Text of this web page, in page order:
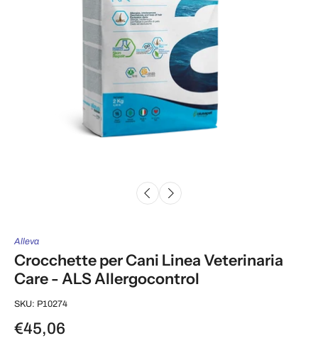
Alleva
Crocchette per Cani Linea Veterinaria
Care - ALS Allergocontrol
SKU: P10274
€45,06